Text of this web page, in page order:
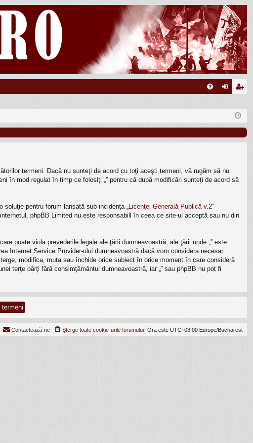
eg
termeni. Dacă nu sunteţi de acord cu toţi aceşti termeni, vă rugăm să nu
în mod regulat în timp ce folosiţi „” pentru că după modificări sunteţi de acord să
soluţie pentru forum lansată sub incidenţa „Licenţei Generală Publică v.2”
phpBB Limited nu este responsabill în ceea ce site-ul acceptă sau nu din
poate viola prevederile legale ale ţării dumneavoastră, ale ţării unde „” este
Internet Service Provider-ului dumneavoastră dacă vom considera necesar.
modifica, muta sau închide orice subiect în orice moment în care consideră
terţe părţi fără consimţământul dumneavoastră, iar „” sau phpBB nu pot fi
Ora este UTC+03:00 Europe/Bucharest
Şterge toate cookie-urile forumului
Contactează-ne